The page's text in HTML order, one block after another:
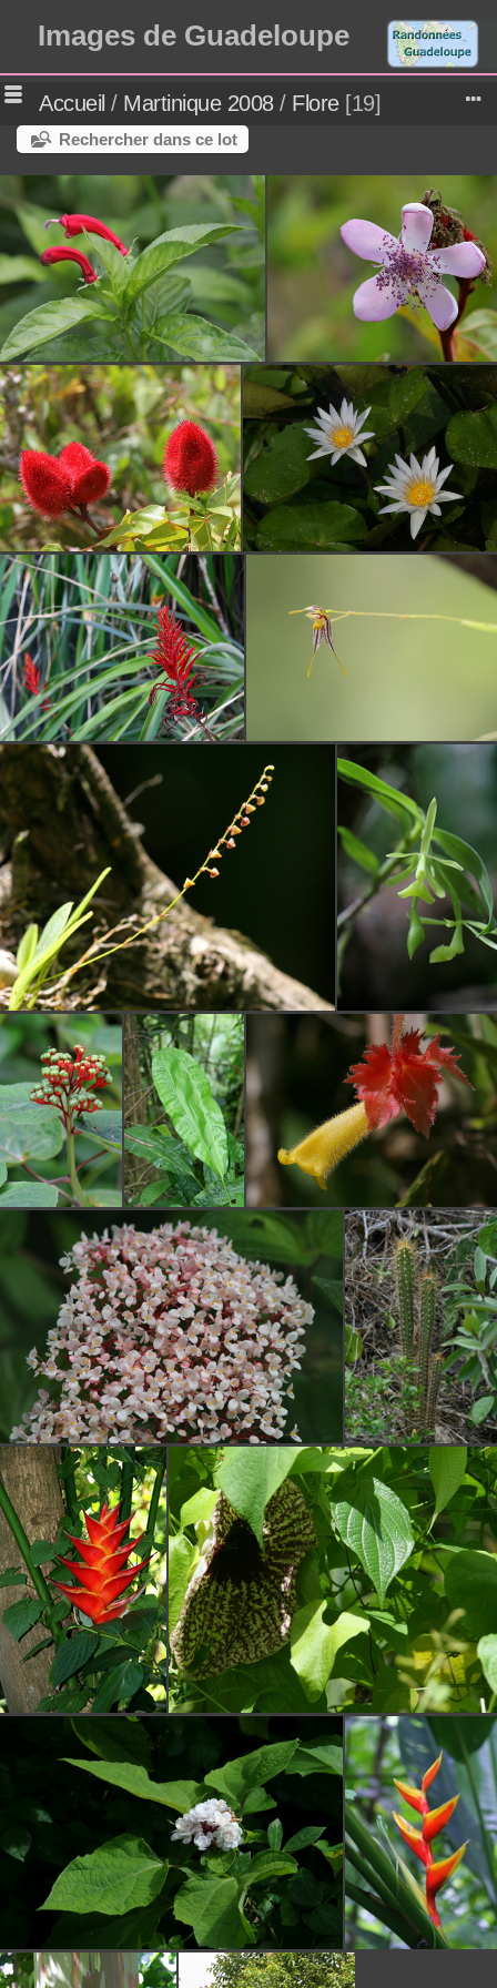
Images de Guadeloupe
Accueil / Martinique 2008/ Flore 19
Rechercher dans ce lot